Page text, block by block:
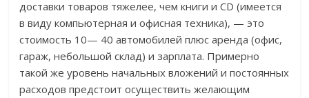
доставки товаров тяжелее, чем книги и CD (имеется
в виду компьютерная и офисная техника), — это
стоимость 10— 40 автомобилей плюс аренда (офис,
гараж, небольшой склад) и зарплата. Примерно
такой же уровень начальных вложений и постоянных
расходов предстоит осуществить желающим